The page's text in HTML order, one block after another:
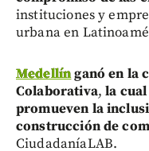
instituciones y
urbana en
Medellínganó en la
Colaborativa,la
promueven la
construcción de
CiudadaníaLAB.